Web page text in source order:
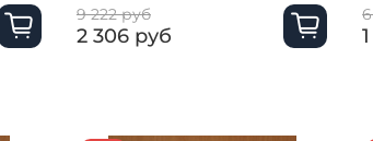
9 222 руб
2 306 руб